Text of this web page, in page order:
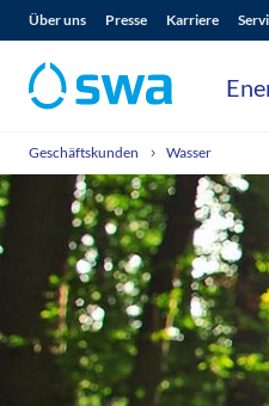
Über uns Presse Karriere
Geschäftskunden Wasser